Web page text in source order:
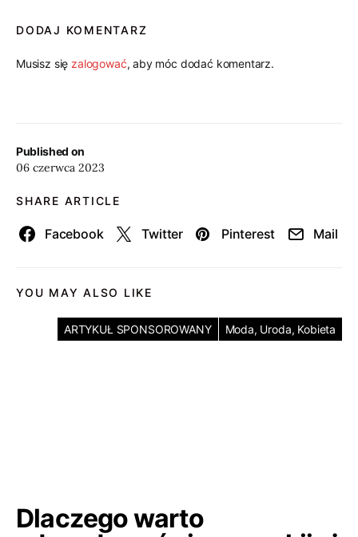
Published on
06 czerwca 2023
SHARE ARTICLE
Facebook Twitter Pinterest Mail
DODAJ KOMENTARZ
Musisz się zalogować, aby móc dodać komentarz.
YOU MAY ALSO LIKE
ARTYKUŁ SPONSOROWANY Moda, Uroda, Kobieta
Dlaczego warto